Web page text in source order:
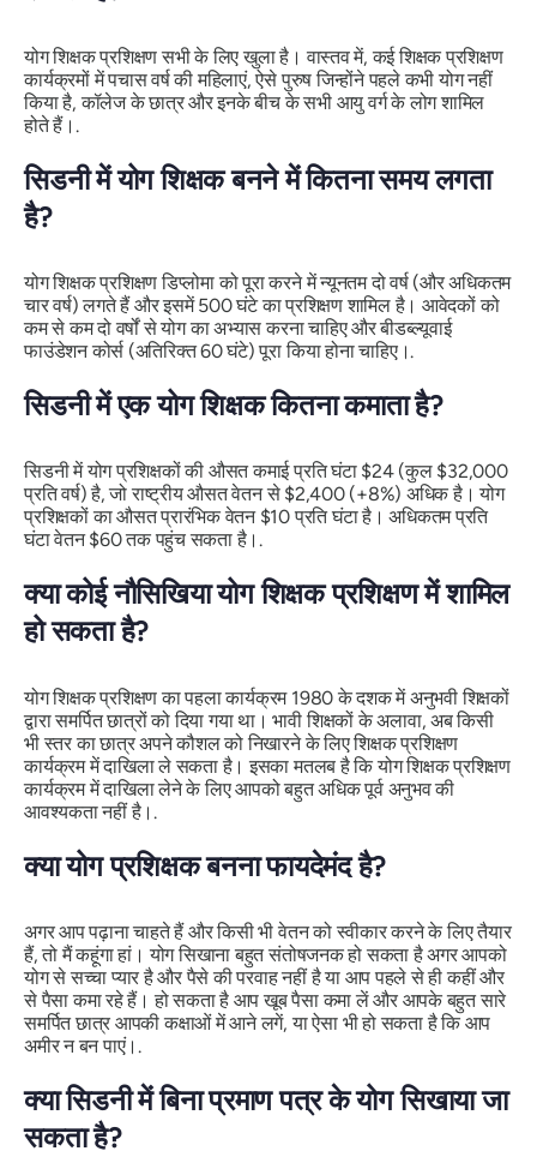
योग शिक्षक प्रशिक्षण सभी के लिए खुला है। वास्तव में, कई शिक्षक प्रशिक्षण
कार्यक्रमों में पचास वर्ष की महिलाएं, ऐसे पुरुष जिन्होंने पहले कभी योग नहीं
किया है, कॉलेज के छात्र और इनके बीच के सभी आयु वर्ग के लोग शामिल
होते हैं।.
सिडनी में योग शिक्षक बनने में कितना समय लगता
है?
योग शिक्षक प्रशिक्षण डिप्लोमा को पूरा करने में न्यूनतम दो वर्ष (और अधिकतम
चार वर्ष) लगते हैं और इसमें 500 घंटे का प्रशिक्षण शामिल है। आवेदकों को
कम से कम दो वर्षों से योग का अभ्यास करना चाहिए और बीडब्ल्यूवाई
फाउंडेशन कोर्स (अतिरिक्त 60 घंटे) पूरा किया होना चाहिए।.
सिडनी में एक योग शिक्षक कितना कमाता है?
सिडनी में योग प्रशिक्षकों की औसत कमाई प्रति घंटा $24 (कुल $32,000
प्रति वर्ष) है, जो राष्ट्रीय औसत वेतन से $2,400 (+8%) अधिक है। योग
प्रशिक्षकों का औसत प्रारंभिक वेतन $10 प्रति घंटा है। अधिकतम प्रति
घंटा वेतन $60 तक पहुंच सकता है।.
क्या कोई नौसिखिया योग शिक्षक प्रशिक्षण में शामिल
हो सकता है?
योग शिक्षक प्रशिक्षण का पहला कार्यक्रम 1980 के दशक में अनुभवी शिक्षकों
द्वारा समर्पित छात्रों को दिया गया था। भावी शिक्षकों के अलावा, अब किसी
भी स्तर का छात्र अपने कौशल को निखारने के लिए शिक्षक प्रशिक्षण
कार्यक्रम में दाखिला ले सकता है। इसका मतलब है कि योग शिक्षक प्रशिक्षण
कार्यक्रम में दाखिला लेने के लिए आपको बहुत अधिक पूर्व अनुभव की
आवश्यकता नहीं है।.
क्या योग प्रशिक्षक बनना फायदेमंद है?
अगर आप पढ़ाना चाहते हैं और किसी भी वेतन को स्वीकार करने के लिए तैयार
हैं, तो मैं कहूंगा हां। योग सिखाना बहुत संतोषजनक हो सकता है अगर आपको
योग से सच्चा प्यार है और पैसे की परवाह नहीं है या आप पहले से ही कहीं और
से पैसा कमा रहे हैं। हो सकता है आप खूब पैसा कमा लें और आपके बहुत सारे
समर्पित छात्र आपकी कक्षाओं में आने लगें, या ऐसा भी हो सकता है कि आप
अमीर न बन पाएं।.
क्या सिडनी में बिना प्रमाण पत्र के योग सिखाया जा
सकता है?